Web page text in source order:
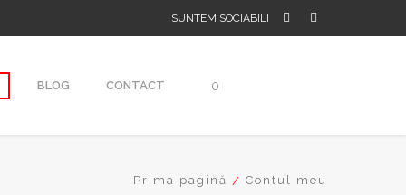
SUNTEM SOCIABILI
BLOG CONTACT 0
Prima pagină Contul meu